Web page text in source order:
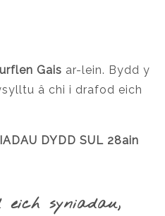
Gais ar-lein. Bydd y
â chi i drafod eich
DYDD SUL 28ain
syniadau,